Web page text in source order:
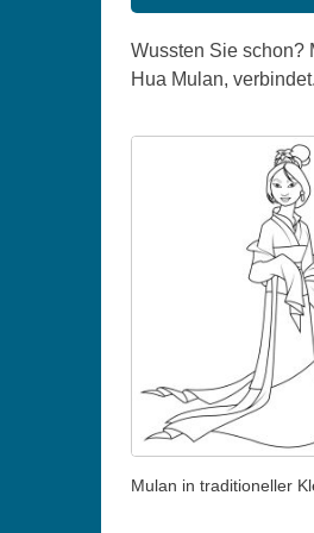
Wussten Sie schon?
Hua Mulan,
Mulan in traditioneller